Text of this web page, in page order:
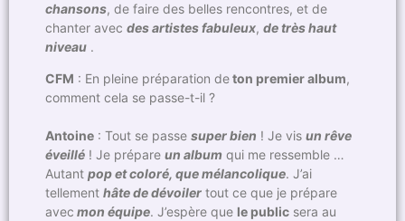
chansons, de faire des belles rencontres, et de
chanter avec des artistes fabuleux, de très haut
niveau .
CFM : En pleine préparation deton premier album,
comment cela se passe-t-il ?
Antoine : Tout se passe super bien ! Je vis un rêve
éveillé ! Je prépare un album qui me ressemble …
Autant pop et coloré, que mélancolique. J’ai
tellement hâte de dévoiler tout ce que je prépare
avec mon équipe. J’espère que le public sera au